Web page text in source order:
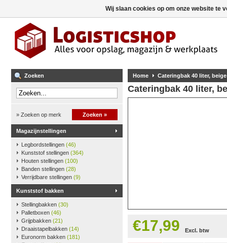
Zoeken
» Zoeken op merk Zoeken »
Magazijnstellingen
Legbordstellingen (46)
Kunststof stellingen (364)
Houten stellingen (100)
Banden stellingen (28)
Verrijdbare stellingen (9)
Kunststof bakken
Stellingbakken (30)
Palletboxen (46)
Grijpbakken (21)
Draaistapelbakken (14)
Euronorm bakken (181)
Home Cateringbak 40 liter, beige
Cateringbak 40 liter,
€17,99 Excl. btw
Wij slaan cookies op om onze website te